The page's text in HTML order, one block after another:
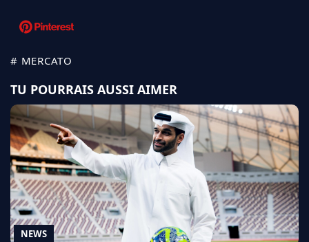
# MERCATO
TU POURRAIS AUSSI AIMER
NEWS